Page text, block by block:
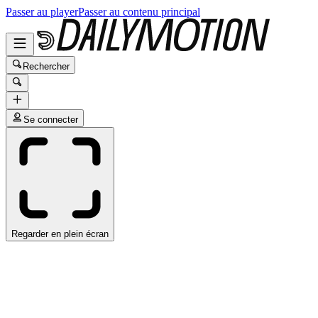
Passer au playerPasser au contenu principal
Rechercher
Se connecter
Regarder en plein écran